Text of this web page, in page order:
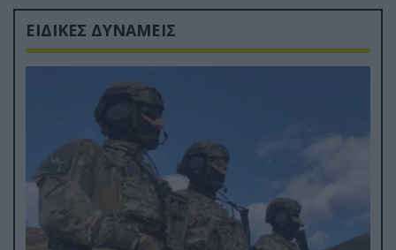
ΕΙΔΙΚΕΣ ΔΥΝΑΜΕΙΣ